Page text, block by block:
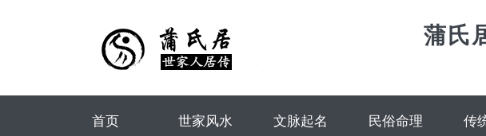
蒲氏
首页 世家风水 文脉起名 民俗命理 传